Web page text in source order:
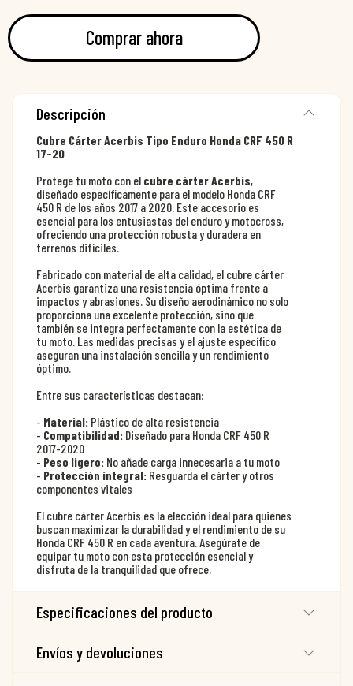
Comprar ahora
Descripción
Cubre Cárter Acerbis Tipo Enduro Honda CRF 450 R
17-20
Protege tu moto con el cubre cárter Acerbis,
diseñado específicamente para el modelo Honda CRF
450 R de los años 2017 a 2020. Este accesorio es
esencial para los entusiastas del enduro y motocross,
ofreciendo una protección robusta y duradera en
terrenos difíciles.
Fabricado con material de alta calidad, el cubre cárter
Acerbis garantiza una resistencia óptima frente a
impactos y abrasiones. Su diseño aerodinámico no solo
proporciona una excelente protección, sino que
también se integra perfectamente con la estética de
tu moto. Las medidas precisas y el ajuste específico
aseguran una instalación sencilla y un rendimiento
óptimo.
Entre sus características destacan:
- Material: Plástico de alta resistencia
- Compatibilidad: Diseñado para Honda CRF 450 R
2017-2020
- Peso ligero: No añade carga innecesaria a tu moto
- Protección integral: Resguarda el cárter y otros
componentes vitales
El cubre cárter Acerbis es la elección ideal para quienes
buscan maximizar la durabilidad y el rendimiento de su
Honda CRF 450 R en cada aventura. Asegúrate de
equipar tu moto con esta protección esencial y
disfruta de la tranquilidad que ofrece.
Especificaciones del producto
Envíos y devoluciones